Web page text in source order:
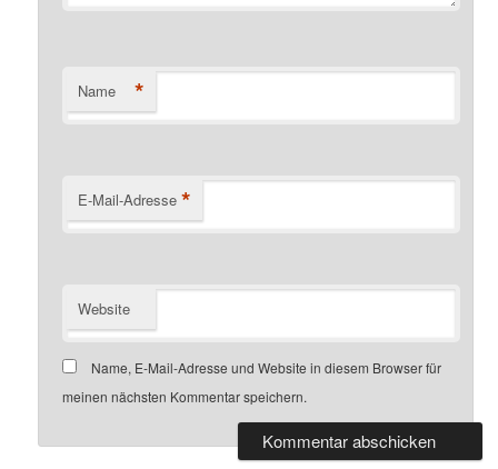
Name *
E-Mail-Adresse *
Website
Name, E-Mail-Adresse und Website in diesem Browser für
meinen nächsten Kommentar speichern.